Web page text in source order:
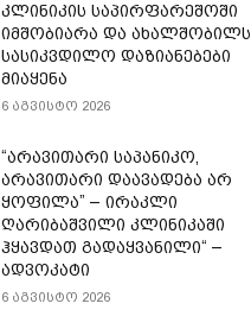
კლინიკის საპირფარეშოში
იმშობიარა და ახალშობილს
სასიკვდილო დაზიანებები
მიაყენა
6 აგვისტო 2026
“არავითარი საპანიკო,
არავითარი დაავადება არ
ყოფილა” – ირაკლი
ღარიბაშვილი კლინიკაში
ჰყავდათ გადაყვანილი“ –
ადვოკატი
6 აგვისტო 2026